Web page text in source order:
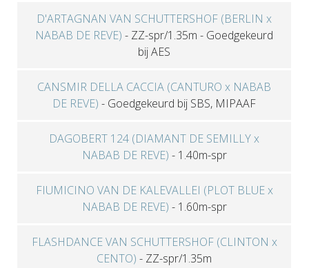
D'ARTAGNAN VAN SCHUTTERSHOF (BERLIN x
NABAB DE REVE) - ZZ-spr/1.35m - Goedgekeurd
bij AES
CANSMIR DELLA CACCIA (CANTURO x NABAB
DE REVE) - Goedgekeurd bij SBS, MIPAAF
DAGOBERT 124 (DIAMANT DE SEMILLY x
NABAB DE REVE) - 1.40m-spr
FIUMICINO VAN DE KALEVALLEI (PLOT BLUE x
NABAB DE REVE) - 1.60m-spr
FLASHDANCE VAN SCHUTTERSHOF (CLINTON x
CENTO) - ZZ-spr/1.35m